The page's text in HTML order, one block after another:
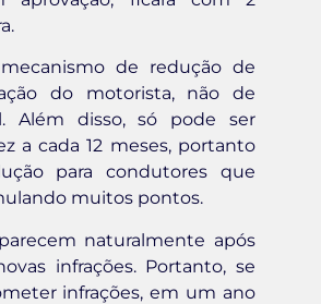
de redução de
do motorista, não de
Além disso, só pode ser
a cada 12 meses, portanto
para condutores que
muitos pontos.
naturalmente após
infrações. Portanto, se
infrações, em um ano